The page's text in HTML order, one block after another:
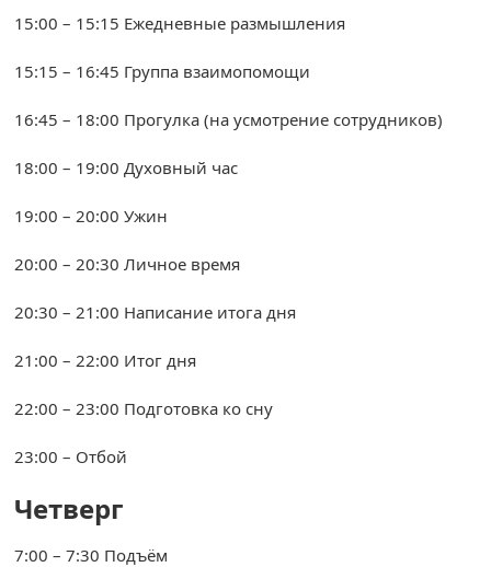
15:00 – 15:15 Ежедневные размышления
15:15 – 16:45 Группа взаимопомощи
16:45 – 18:00 Прогулка (на усмотрение сотрудников)
18:00 – 19:00 Духовный час
19:00 – 20:00 Ужин
20:00 – 20:30 Личное время
20:30 – 21:00 Написание итога дня
21:00 – 22:00 Итог дня
22:00 – 23:00 Подготовка ко сну
23:00 – Отбой
Четверг
7:00 – 7:30 Подъём